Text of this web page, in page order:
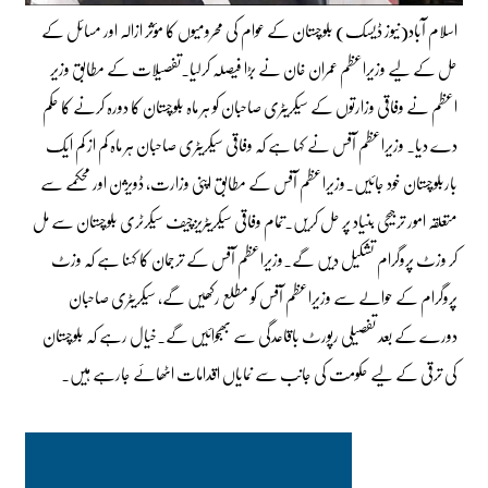
اسلام آباد(نیوز ڈیسک) بلوچستان کے عوام کی محرومیوں کا مؤثر ازالہ اور مسائل کے
حل کے لیے وزیراعظم عمران خان نے بڑا فیصلہ کرلیا۔تفصیلات کے مطابق وزیر
اعظم نے وفاقی وزارتوں کے سیکریٹری صاحبان کو ہر ماہ بلوچستان کا دورہ کرنے کا حکم
دے دیا۔ وزیراعظم آفس نے کہا ہے کہ وفاقی سیکریٹری صاحبان ہر ماہ کم از کم ایک
باربلوچستان خود جائیں۔وزیراعظم آفس کے مطابق اپنی وزارت، ڈویژن اور محکمے سے
متعلقہ امور ترجیحی بنیاد پر حل کریں۔تمام وفاقی سیکریٹریزچیف سیکرٹری بلوچستان سے مل
کر وزٹ پروگرام تشکیل دیں گے۔وزیراعظم آفس کے ترجمان کا کہنا ہے کہ وزٹ
پروگرام کے حوالے سے وزیراعظم آفس کو مطلع رکھیں گے، سیکریٹری صاحبان
دورے کے بعد تفصیلی رپورٹ باقاعدگی سے بھجوائیں گے۔خیال رہے کہ بلوچستان
کی ترقی کے لیے حکومت کی جانب سے نمایاں اقدامات اٹھائے جارہے ہیں۔